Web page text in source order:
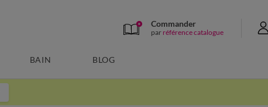
Commander
par référence catalogue
BAIN BLOG